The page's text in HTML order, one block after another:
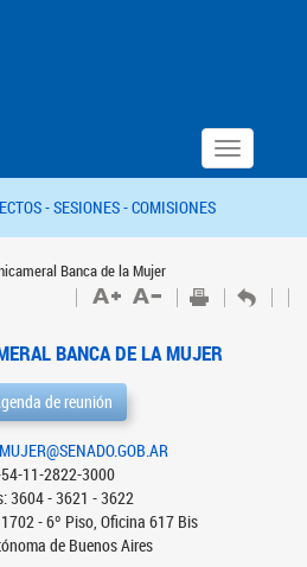
Toggle
navigation
-SESIONES -COMISIONES
Banca de la Mujer
BANCA DE LA MUJER
de reunión
11-2822-3000
3604 - 3621 - 3622
- 6º Piso, Oficina 617 Bis
de Buenos Aires